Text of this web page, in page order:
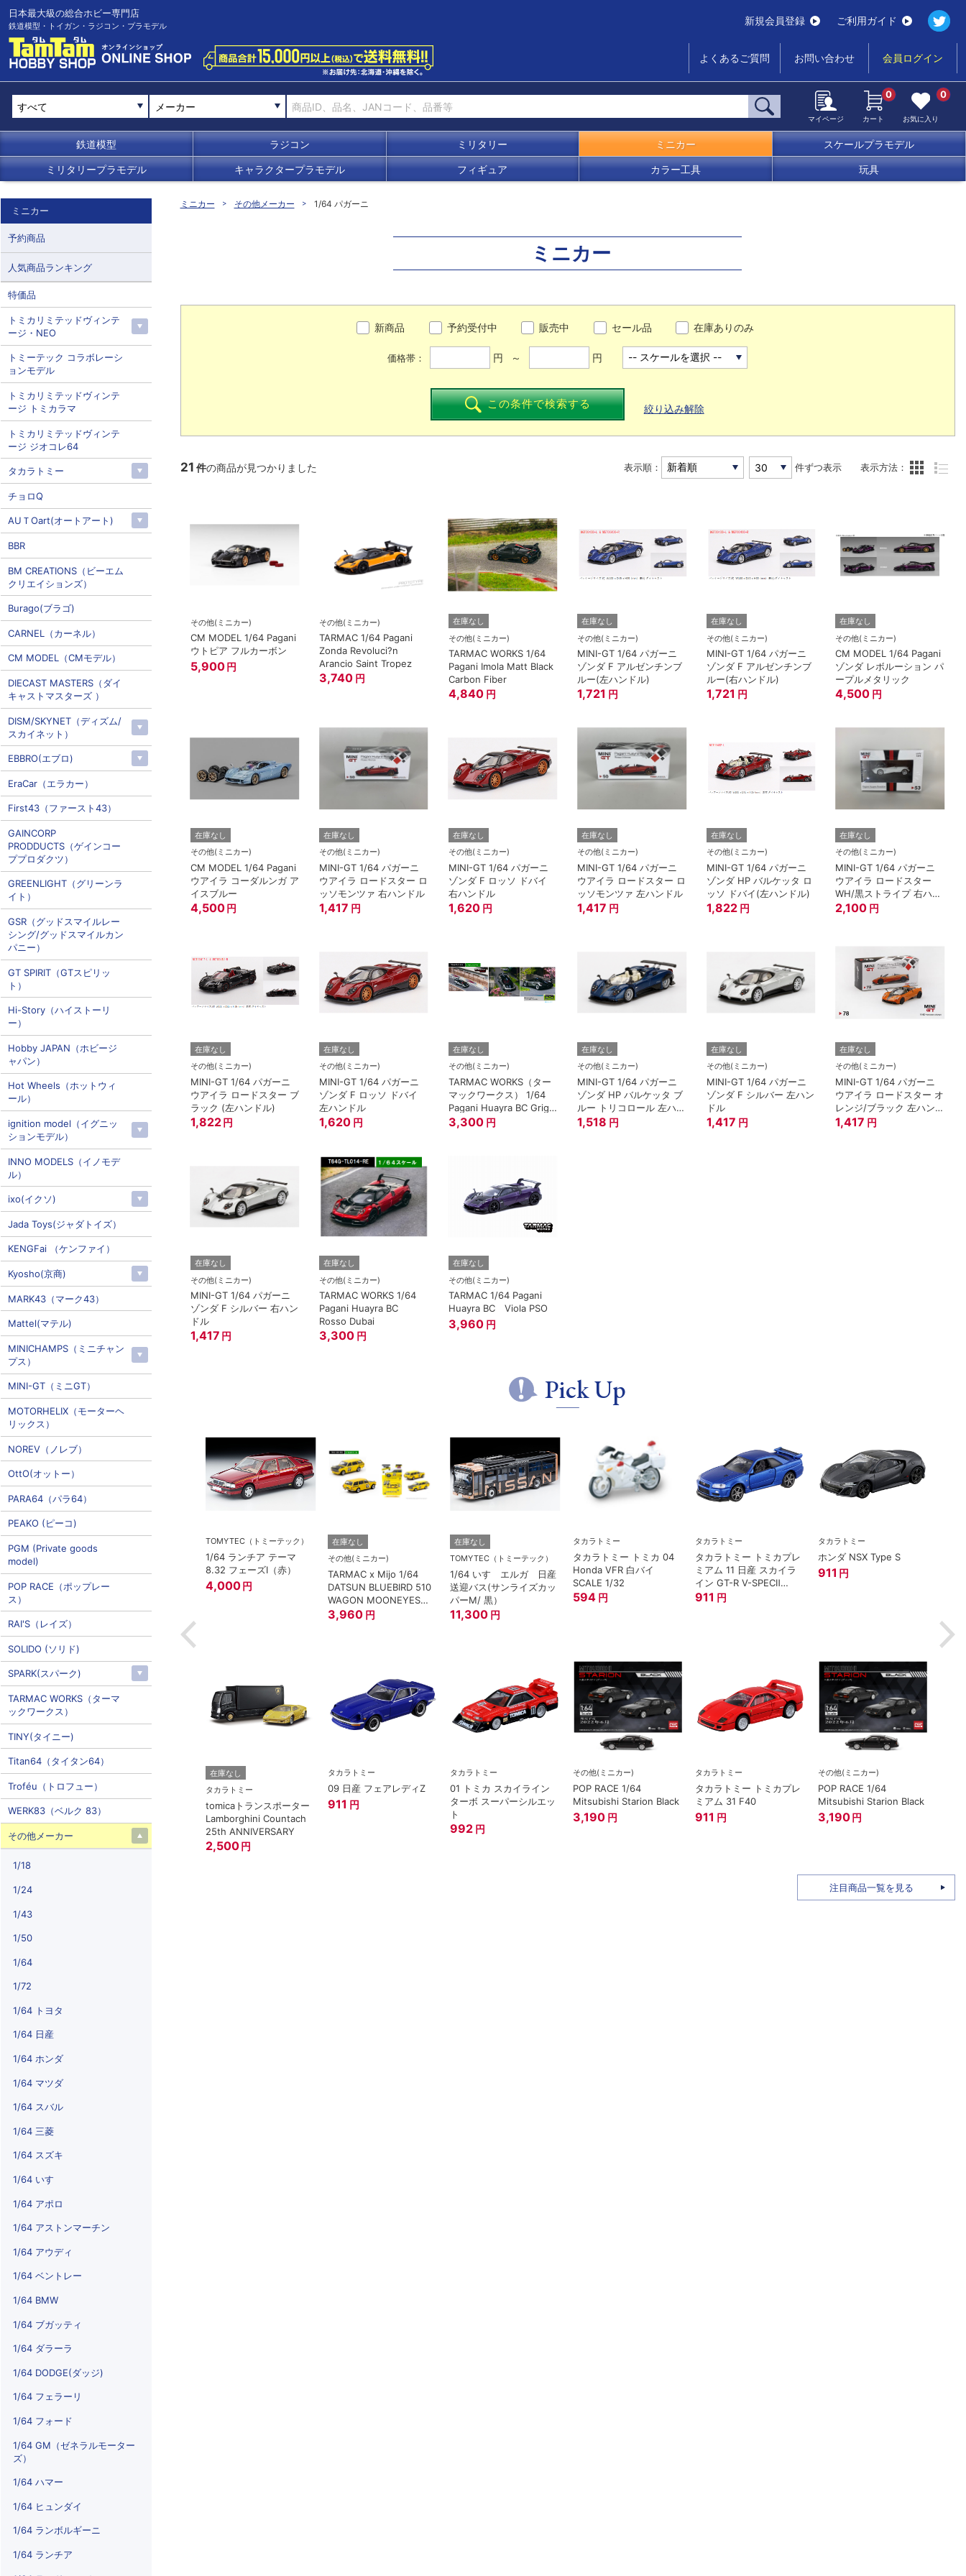
日本最大級の総合ホビー専門店
鉄道模型・トイガン・ラジコン・プラモデル 新規会員登録 ご利用ガイド
よくあるご質問 お問い合わせ 会員ログイン
メーカー
マイページ カート
0
お気に入り
0
鉄道模型 ラジコン ミリタリー ミニカー スケールプラモデル
ミリタリープラモデル キャラクタープラモデル フィギュア カラー工具 玩具
ミニカー その他メーカー 1/64 パガーニ
ミニカー
新商品 予約受付中 販売中 セール品 在庫ありのみ
価格帯： 円 ～ 円
この条件で検索する 絞り込み解除
21 件の商品が見つかりました 表示順： 件ずつ表示 表示方法：
その他(ミニカー)
CM MODEL 1/64 Pagani
ウトピア フルカーボン
5,900 円
その他(ミニカー)
TARMAC 1/64 Pagani
Zonda Revoluci?n
Arancio Saint Tropez
3,740 円
在庫なし
その他(ミニカー)
TARMAC WORKS 1/64
Pagani Imola Matt Black
Carbon Fiber
4,840 円
在庫なし
その他(ミニカー)
MINI-GT 1/64 パガーニ
ゾンダ F アルゼンチンブ
ルー(左ハンドル)
1,721 円
在庫なし
その他(ミニカー)
MINI-GT 1/64 パガーニ
ゾンダ F アルゼンチンブ
ルー(右ハンドル)
1,721 円
在庫なし
その他(ミニカー)
CM MODEL 1/64 Pagani
ゾンダ レボルーション パ
ープルメタリック
4,500 円
在庫なし
その他(ミニカー)
CM MODEL 1/64 Pagani
ウアイラ コーダルンガ ア
イスブルー
4,500 円
在庫なし
その他(ミニカー)
MINI-GT 1/64 パガーニ
ウアイラ ロードスター ロ
ッソモンツァ 右ハンドル
1,417 円
在庫なし
その他(ミニカー)
MINI-GT 1/64 パガーニ
ゾンダ F ロッソ ドバイ
右ハンドル
1,620 円
在庫なし
その他(ミニカー)
MINI-GT 1/64 パガーニ
ウアイラ ロードスター ロ
ッソモンツァ 左ハンドル
1,417 円
在庫なし
その他(ミニカー)
MINI-GT 1/64 パガーニ
ゾンダ HP バルケッタ ロ
ッソ ドバイ(左ハンドル)
1,822 円
在庫なし
その他(ミニカー)
MINI-GT 1/64 パガーニ
ウアイラ ロードスター
WH/黒ストライプ 右ハン
ドル
2,100 円
在庫なし
その他(ミニカー)
MINI-GT 1/64 パガーニ
ウアイラ ロードスター ブ
ラック (左ハンドル)
1,822 円
在庫なし
その他(ミニカー)
MINI-GT 1/64 パガーニ
ゾンダ F ロッソ ドバイ
左ハンドル
1,620 円
在庫なし
その他(ミニカー)
TARMAC WORKS（ター
マックワークス） 1/64
Pagani Huayra BC Grigio
Mercurio
3,300 円
在庫なし
その他(ミニカー)
MINI-GT 1/64 パガーニ
ゾンダ HP バルケッタ ブ
ルー トリコロール 左ハン
ドル
1,518 円
在庫なし
その他(ミニカー)
MINI-GT 1/64 パガーニ
ゾンダ F シルバー 左ハン
ドル
1,417 円
在庫なし
その他(ミニカー)
MINI-GT 1/64 パガーニ
ウアイラ ロードスター オ
レンジ/ブラック 左ハン
ドル
1,417 円
在庫なし
その他(ミニカー)
MINI-GT 1/64 パガーニ
ゾンダ F シルバー 右ハン
ドル
1,417 円
在庫なし
その他(ミニカー)
TARMAC WORKS 1/64
Pagani Huayra BC
Rosso Dubai
3,300 円
在庫なし
その他(ミニカー)
TARMAC 1/64 Pagani
Huayra BC Viola PSO
3,960 円
Pick Up
ミアム 07 ラン
エッセンサ
TOMYTEC（トミーテック）
1/64 ランチア テーマ
8.32 フェーズI（赤）
4,000 円
在庫なし
その他(ミニカー)
TARMAC x Mijo 1/64
DATSUN BLUEBIRD 510
WAGON MOONEYES
SPECIAL EDITION.
3,960 円
在庫なし
TOMYTEC（トミーテック）
1/64 いすゞエルガ 日産
送迎バス(サンライズカッ
パーM/ 黒）
11,300 円
タカラトミー
タカラトミー トミカ 04
Honda VFR 白バイ
SCALE 1/32
594 円
タカラトミー
タカラトミー トミカプレ
ミアム 11 日産 スカイラ
イン GT-R V-SPECⅡ
Nur ミニカー
911 円
タカラトミー
ホンダ NSX Type S
911 円
在庫なし
タカラトミー
tomicaトランスポーター
Lamborghini Countach
25th ANNIVERSARY
2,500 円
タカラトミー
09 日産 フェアレディZ
911 円
タカラトミー
01 トミカ スカイライン
ターボ スーパーシルエッ
ト
992 円
その他(ミニカー)
POP RACE 1/64
Mitsubishi Starion Black
3,190 円
タカラトミー
タカラトミー トミカプレ
ミアム 31 F40
911 円
その他(ミニカー)
POP RACE 1/64
Mitsubishi Starion Black
3,190 円
注目商品一覧を見る
ミニカー
予約商品
人気商品ランキング
特価品
トミカリミテッドヴィンテ
ージ・NEO
トミーテック コラボレーシ
ョンモデル
トミカリミテッドヴィンテ
ージ トミカラマ
トミカリミテッドヴィンテ
ージ ジオコレ64
タカラトミー
チョロQ
AUＴOart(オートアート)
BBR
BM CREATIONS（ビーエム
クリエイションズ）
Burago(ブラゴ)
CARNEL（カーネル）
CM MODEL（CMモデル）
DIECAST MASTERS（ダイ
キャストマスターズ ）
DISM/SKYNET（ディズム/
スカイネット）
EBBRO(エブロ)
EraCar（エラカー）
First43（ファースト43）
GAINCORP
PRODDUCTS（ゲインコー
ププロダクツ）
GREENLIGHT（グリーンラ
イト）
GSR（グッドスマイルレー
シング/グッドスマイルカン
パニー）
GT SPIRIT（GTスピリッ
ト）
Hi-Story（ハイストーリ
ー）
Hobby JAPAN（ホビージ
ャパン）
Hot Wheels（ホットウィ
ール）
ignition model（イグニッ
ションモデル）
INNO MODELS（イノモデ
ル）
ixo(イクソ)
Jada Toys(ジャダトイズ）
KENGFai （ケンファイ）
Kyosho(京商)
MARK43（マーク43）
Mattel(マテル)
MINICHAMPS（ミニチャン
プス）
MINI-GT（ミニGT）
MOTORHELIX（モーターヘ
リックス）
NOREV（ノレブ）
OttO(オットー）
PARA64（パラ64）
PEAKO (ピーコ)
PGM (Private goods
model)
POP RACE（ポップレー
ス）
RAI'S（レイズ）
SOLIDO (ソリド)
SPARK(スパーク)
TARMAC WORKS（ターマ
ックワークス）
TINY(タイニー)
Titan64（タイタン64）
Troféu（トロフュー）
WERK83（ベルク 83）
その他メーカー
1/18
1/24
1/43
1/50
1/64
1/72
1/64 トヨタ
1/64 日産
1/64 ホンダ
1/64 マツダ
1/64 スバル
1/64 三菱
1/64 スズキ
1/64 いすゞ
1/64 アポロ
1/64 アストンマーチン
1/64 アウディ
1/64 ベントレー
1/64 BMW
1/64 ブガッティ
1/64 ダラーラ
1/64 DODGE(ダッジ)
1/64 フェラーリ
1/64 フォード
1/64 GM（ゼネラルモーター
ズ）
1/64 ハマー
1/64 ヒュンダイ
1/64 ランボルギーニ
1/64 ランチア